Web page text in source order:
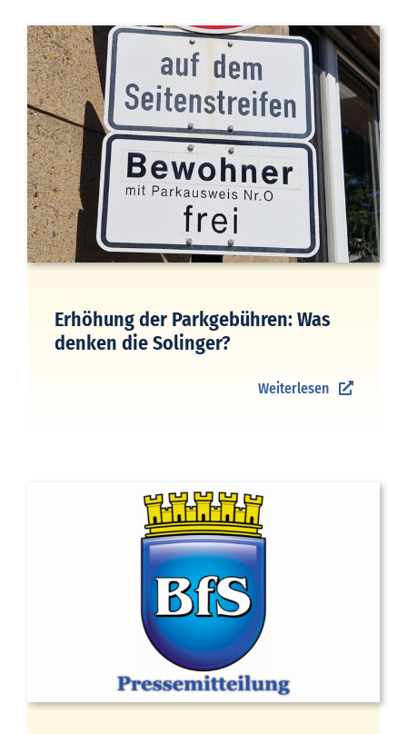
Erhöhung der Parkgebühren: Was
denken die Solinger?
Weiterlesen